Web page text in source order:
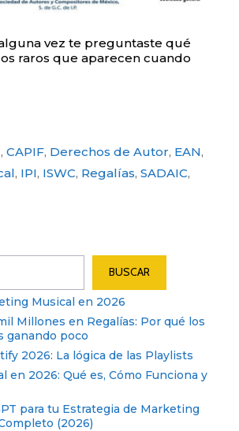
vez te preguntaste qué
raros que aparecen cuando
, CAPIF, Derechos de Autor, EAN,
, IPI, ISWC, Regalías, SADAIC,
BUSCAR
Musical en 2026
Millones en Regalías: Por qué los
ganando poco
2026: La lógica de las Playlists
en 2026: Qué es, Cómo Funciona y
para tu Estrategia de Marketing
(2026)